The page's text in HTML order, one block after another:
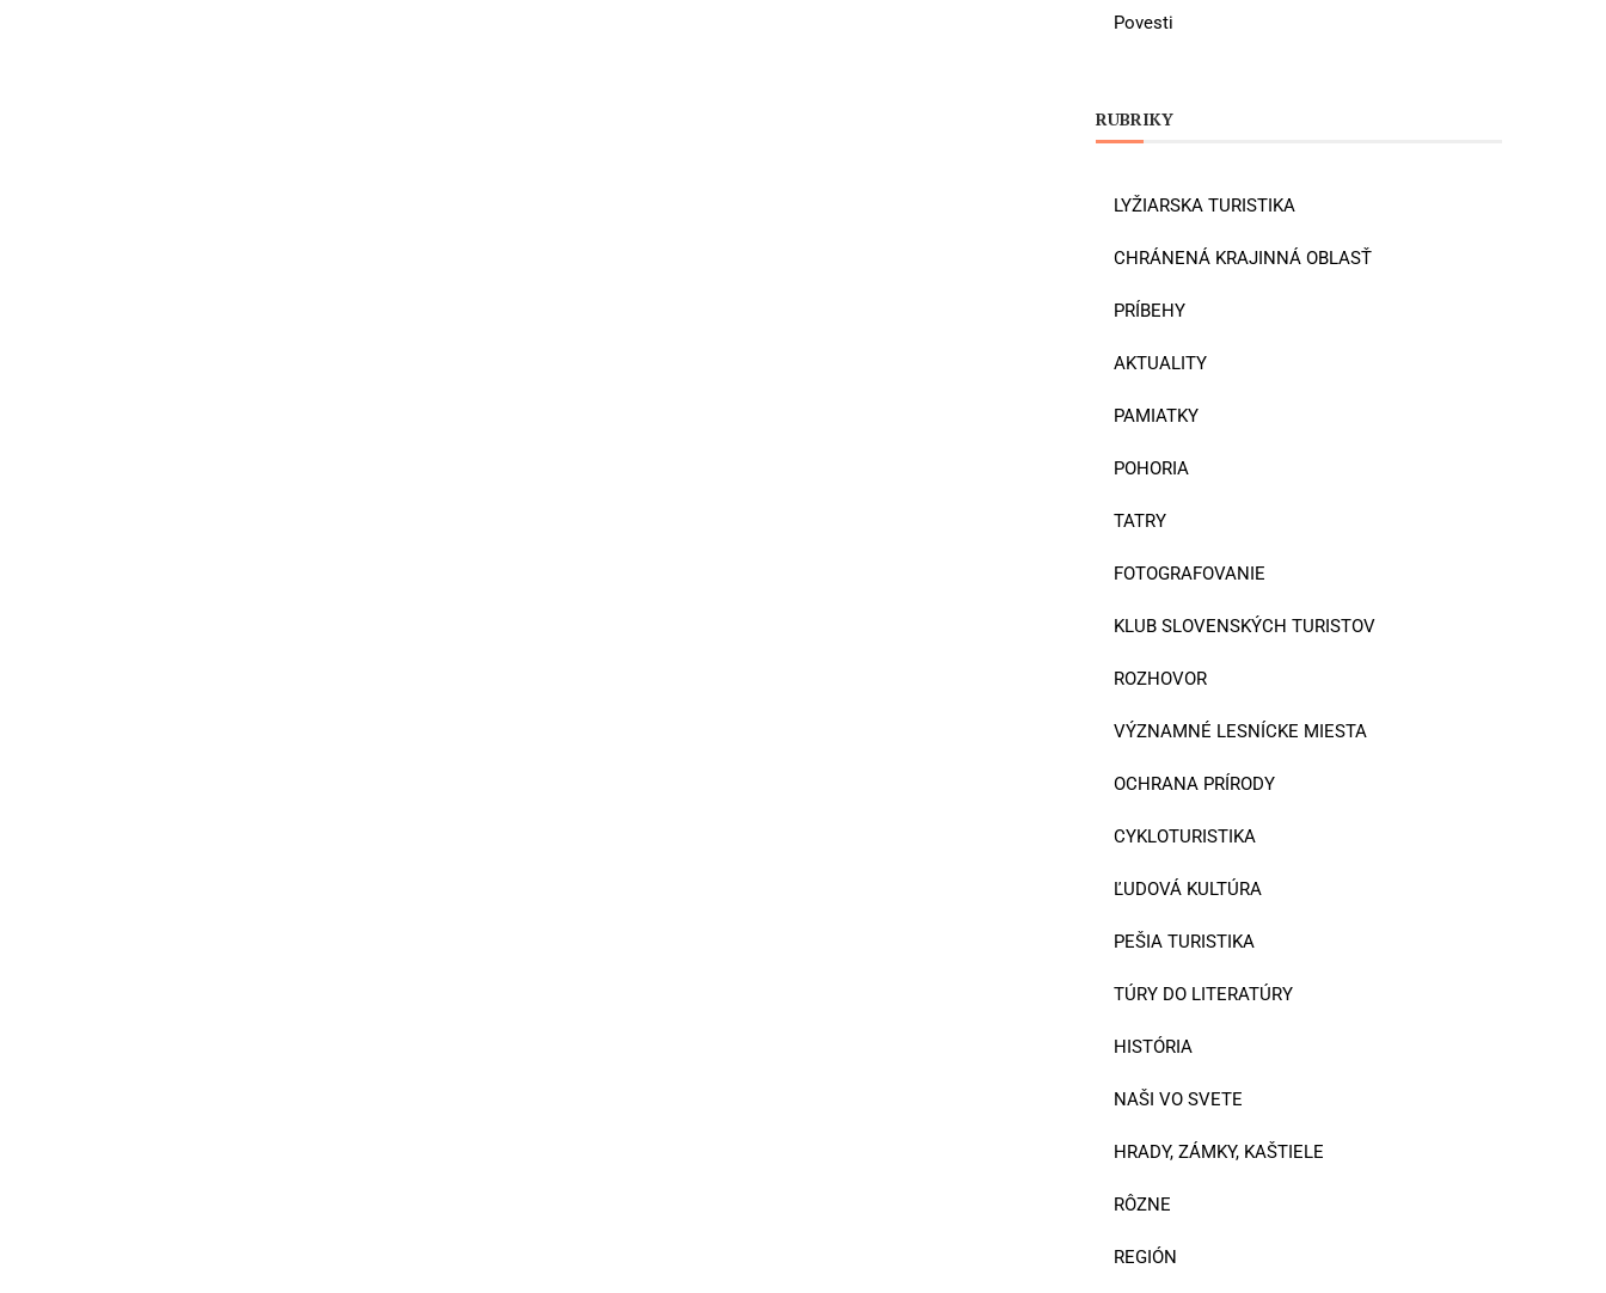
Povesti
RUBRIKY
LYŽIARSKA TURISTIKA
CHRÁNENÁ KRAJINNÁ OBLASŤ
PRÍBEHY
AKTUALITY
PAMIATKY
POHORIA
TATRY
FOTOGRAFOVANIE
KLUB SLOVENSKÝCH TURISTOV
ROZHOVOR
VÝZNAMNÉ LESNÍCKE MIESTA
OCHRANA PRÍRODY
CYKLOTURISTIKA
ĽUDOVÁ KULTÚRA
PEŠIA TURISTIKA
TÚRY DO LITERATÚRY
HISTÓRIA
NAŠI VO SVETE
HRADY, ZÁMKY, KAŠTIELE
RÔZNE
REGIÓN